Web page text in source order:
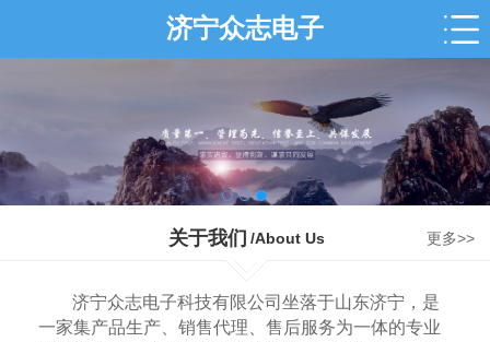
济宁众志电子
关于我们 /About Us 更多>>
济宁众志电子科技有限公司坐落于山东济宁，是
一家集产品生产、销售代理、售后服务为一体的专业